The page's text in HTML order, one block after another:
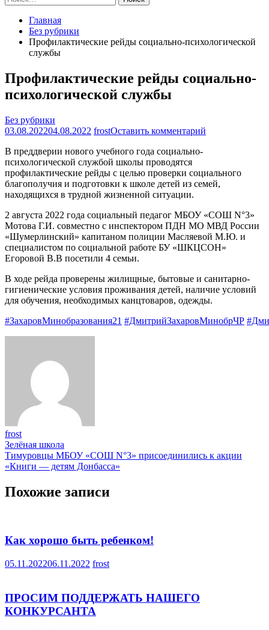
Главная
Без рубрики
Профилактические рейды социально-психологической
службы
Профилактические рейды социально-
психологической службы
Без рубрики
03.08.202204.08.2022 frostОставить комментарий
службы
В преддверии нового учебного года социально-
психологической службой школы проводятся
профилактические рейды с целью проверки социального
благополучия и подготовки к школе детей из семей,
находящихся в трудной жизненной ситуации.
2 августа 2022 года социальный педагог МБОУ «СОШ N°3»
Мотова Г.И. совместно с инспектором ПДН МО МВД России
«Шумерлинский» капитаном полиции Масляевой М.Ю. и
специалистом по социальной работе БУ «ШКЦСОН»
Егоровой В.В посетили 4 семьи.
В ходе рейда проверены жилищные, бытовые и санитарно-
гигиенические условия проживания детей, наличие условий
для обучения, необходимых канцтоваров, одежды.
#ЗахаровМинобразования21 #ДмитрийЗахаровМинобрЧР
frost
Навигация
по
Зелёная школа
Тимуровцы МБОУ «СОШ N°3» присоединились к акции
«Книги — детям Донбасса»
Похожие записи
Как хорошо быть ребенком!
05.11.202206.11.2022 frost
ПРОСИМ ПОДДЕРЖАТЬ НАШЕГО
КОНКУРСАНТА